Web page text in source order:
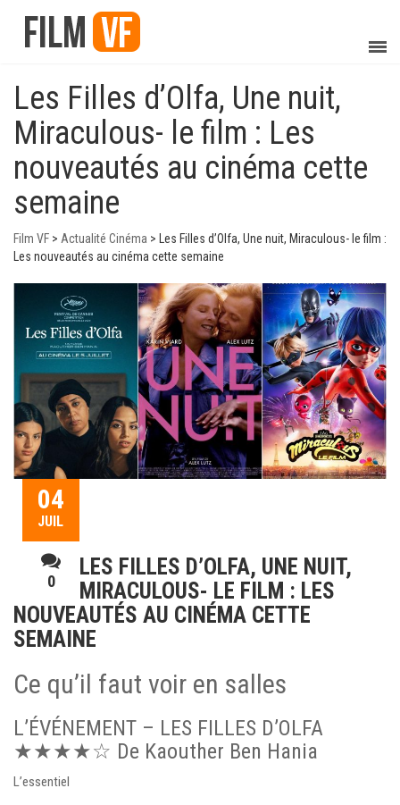
Les Filles d’Olfa, Une nuit,
Miraculous- le film : Les
nouveautés au cinéma cette
semaine
Film VF > Actualité Cinéma >
Les Filles d’Olfa, Une nuit, Miraculous- le film :
Les nouveautés au cinéma cette semaine
04
JUIL
0
LES FILLES D’OLFA, UNE NUIT,
MIRACULOUS- LE FILM : LES
NOUVEAUTÉS AU CINÉMA CETTE
SEMAINE
Ce qu’il faut voir en salles
L’ÉVÉNEMENT – LES FILLES D’OLFA
★★★★☆ De Kaouther Ben Hania
L’essentiel